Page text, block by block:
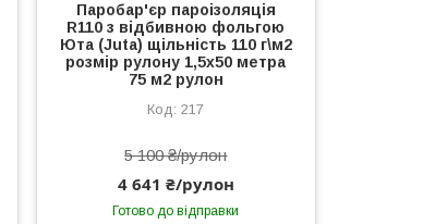
Паробар'єр пароізоляція
R110 з відбивною фольгою
Юта (Juta) щільність 110 г\м2
розмір рулону 1,5х50 метра
75 м2 рулон
217
5 100 ₴/рулон
4 641 ₴/рулон
Готово до відправки